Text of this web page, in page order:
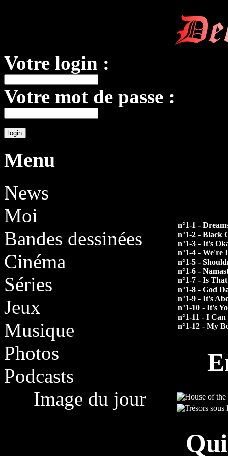
Votre login :
Votre mot de passe :
Menu
News
Moi
Bandes dessinées
Cinéma
Séries
Jeux
Musique
Photos
Podcasts
Image du jour
n°1-1 -
n°1-2 - Black
n°1-3 - It's
n°1-4 - We're
n°1-5 -
n°1-6 -
n°1-7 - Is
n°1-8 - God
n°1-9 - It's
n°1-10 - It's
n°1-11 - I
n°1-12 - My